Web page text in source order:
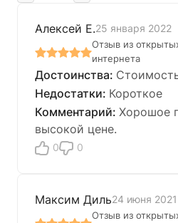
Алексей Е.25 января 2022
Отзыв из
интернета
Короткое
Хорошое
высокой цене.
0 0
Максим Диль24 июня 2021
Отзыв из